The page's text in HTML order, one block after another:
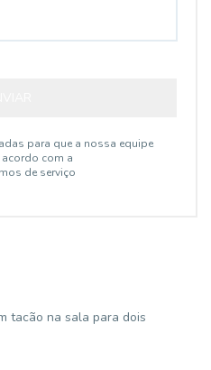
para que a nossa equipe
com a
de serviço
tacão na sala para dois